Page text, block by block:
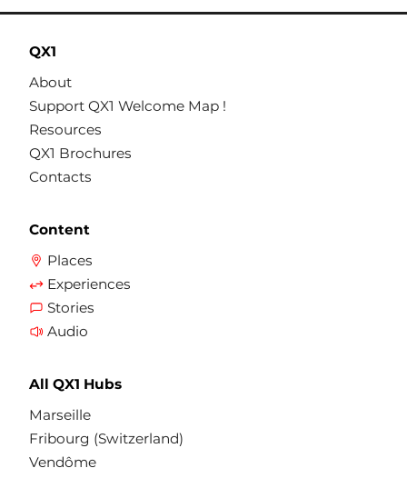
QX1
About
Support QX1 Welcome Map !
Resources
QX1 Brochures
Contacts
Content
Places
Experiences
Stories
Audio
All QX1 Hubs
Marseille
Fribourg (Switzerland)
Vendôme